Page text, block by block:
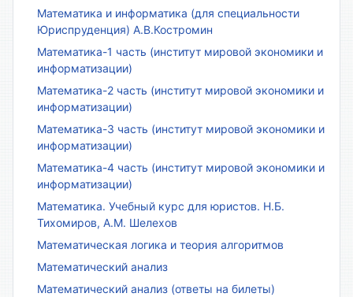
Математика и информатика (для специальности
Юриспруденция) А.В.Костромин
Математика-1 часть (институт мировой экономики и
информатизации)
Математика-2 часть (институт мировой экономики и
информатизации)
Математика-3 часть (институт мировой экономики и
информатизации)
Математика-4 часть (институт мировой экономики и
информатизации)
Математика. Учебный курс для юристов. Н.Б.
Тихомиров, А.М. Шелехов
Математическая логика и теория алгоритмов
Математический анализ
Математический анализ (ответы на билеты)